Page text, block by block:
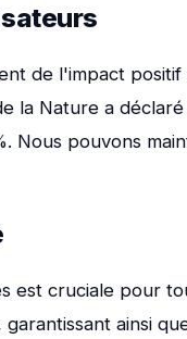
de l'impact
la Nature a
Nous pouvons
est cruciale pour
ainsi